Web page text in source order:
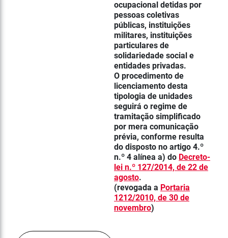
ocupacional detidas por
pessoas coletivas
públicas, instituições
militares, instituições
particulares de
solidariedade social e
entidades privadas.
O procedimento de
licenciamento desta
tipologia de unidades
seguirá o regime de
tramitação simplificado
por mera comunicação
prévia, conforme resulta
do disposto no artigo 4.º
n.º 4 alínea a) do Decreto-
lei n.º 127/2014, de 22 de
agosto.
(revogada a Portaria
1212/2010, de 30 de
novembro)